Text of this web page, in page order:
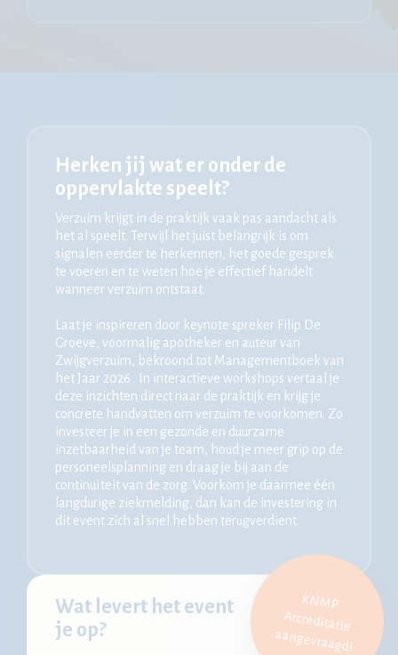
Herken jij wat er onder de
oppervlakte speelt?
Verzuim krijgt in de praktijk vaak pas aandacht als
het al speelt. Terwijl het juist belangrijk is om
signalen eerder te herkennen, het goede gesprek
te voeren en te weten hoe je effectief handelt
wanneer verzuim ontstaat.
Laat je inspireren door keynote spreker Filip De
Groeve, voormalig apotheker en auteur van
Zwijgverzuim, bekroond tot Managementboek van
het Jaar 2026 . In interactieve workshops vertaal je
deze inzichten direct naar de praktijk en krijg je
concrete handvatten om verzuim te voorkomen. Zo
investeer je in een gezonde en duurzame
inzetbaarheid van je team, houd je meer grip op de
personeelsplanning en draag je bij aan de
continuïteit van de zorg. Voorkom je daarmee één
langdurige ziekmelding, dan kan de investering in
dit event zich al snel hebben terugverdient.
KN
M
P
Accreditatie
aangevraagd!
Wat levert het event
je op?